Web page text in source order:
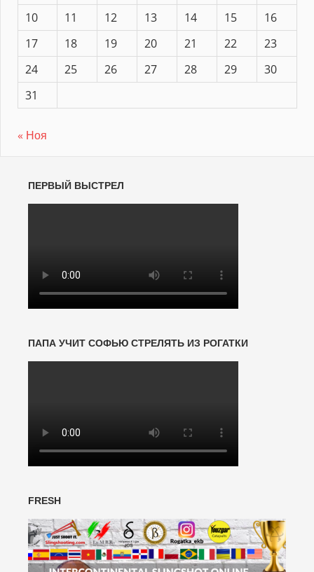
10
11 12 13 14 15
16
17
18 19 20 21 22
23
24
25 26 27 28 29
30
31
« Ноя
ПЕРВЫЙ ВЫСТРЕЛ
ПАПА УЧИТ СОФЬЮ СТРЕЛЯТЬ ИЗ РОГАТКИ
FRESH